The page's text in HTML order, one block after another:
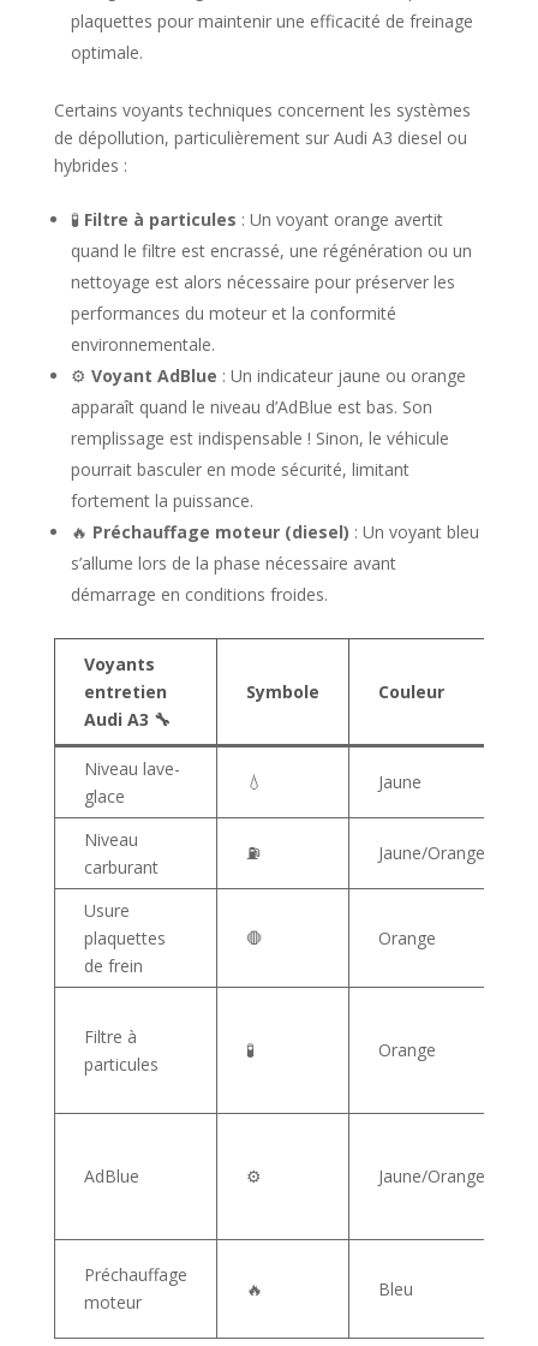
plaquettes pour maintenir une efficacité de freinage
optimale.
Certains voyants techniques concernent les systèmes
de dépollution, particulièrement sur Audi A3 diesel ou
hybrides :
🧪 Filtre à particules : Un voyant orange avertit
quand le filtre est encrassé, une régénération ou un
nettoyage est alors nécessaire pour préserver les
performances du moteur et la conformité
environnementale.
⚙️ Voyant AdBlue : Un indicateur jaune ou orange
apparaît quand le niveau d’AdBlue est bas. Son
remplissage est indispensable ! Sinon, le véhicule
pourrait basculer en mode sécurité, limitant
fortement la puissance.
🔥 Préchauffage moteur (diesel) : Un voyant bleu
s’allume lors de la phase nécessaire avant
démarrage en conditions froides.
Voyants
entretien
Audi A3 🔧
Symbole Couleur
Niveau lave-
glace
💧 Jaune
Niveau
carburant
⛽ Jaune/Orange
Usure
plaquettes
de frein
🛑 Orange
Filtre à
particules
🧪 Orange
AdBlue ⚙️ Jaune/Orange
Préchauffage
moteur
🔥 Bleu